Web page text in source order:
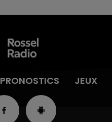
PRONOSTICS JEUX